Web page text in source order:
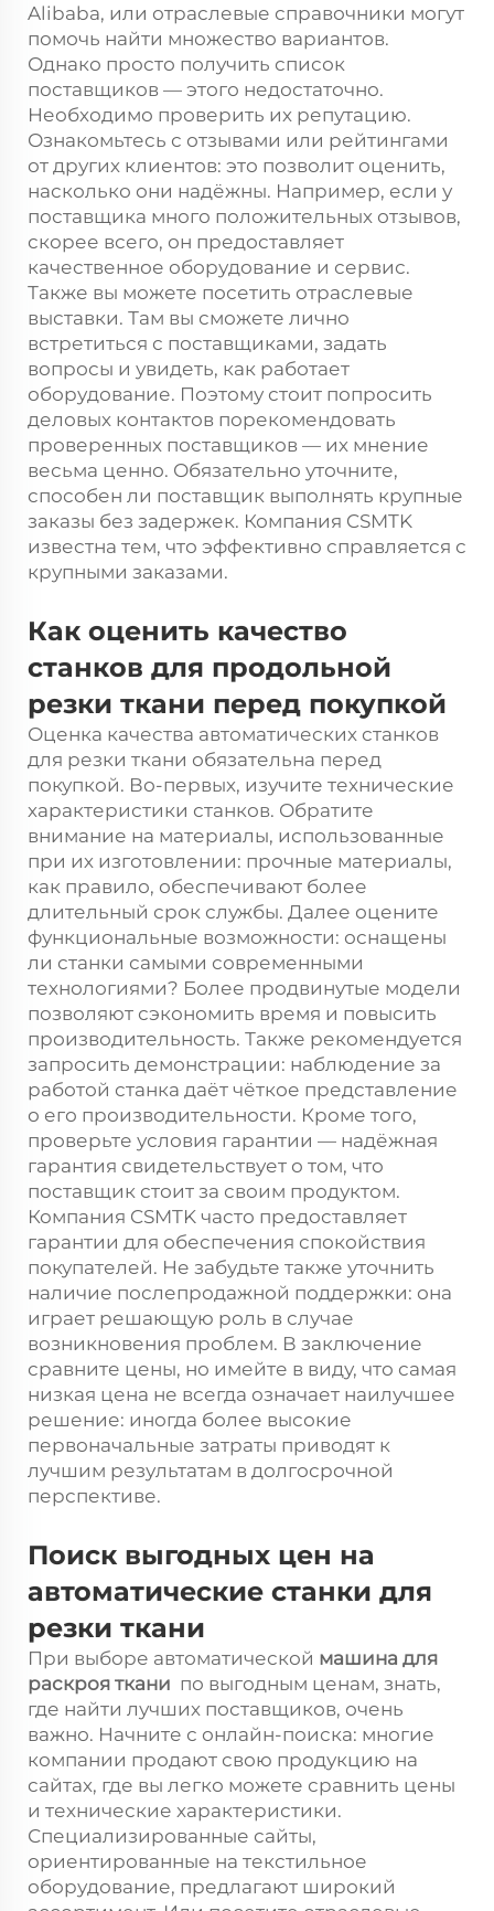
Alibaba, или отраслевые справочники могут
помочь найти множество вариантов.
Однако просто получить список
поставщиков — этого недостаточно.
Необходимо проверить их репутацию.
Ознакомьтесь с отзывами или рейтингами
от других клиентов: это позволит оценить,
насколько они надёжны. Например, если у
поставщика много положительных отзывов,
скорее всего, он предоставляет
качественное оборудование и сервис.
Также вы можете посетить отраслевые
выставки. Там вы сможете лично
встретиться с поставщиками, задать
вопросы и увидеть, как работает
оборудование. Поэтому стоит попросить
деловых контактов порекомендовать
проверенных поставщиков — их мнение
весьма ценно. Обязательно уточните,
способен ли поставщик выполнять крупные
заказы без задержек. Компания CSMTK
известна тем, что эффективно справляется с
крупными заказами.
Как оценить качество
станков для продольной
резки ткани перед покупкой
Оценка качества автоматических станков
для резки ткани обязательна перед
покупкой. Во-первых, изучите технические
характеристики станков. Обратите
внимание на материалы, использованные
при их изготовлении: прочные материалы,
как правило, обеспечивают более
длительный срок службы. Далее оцените
функциональные возможности: оснащены
ли станки самыми современными
технологиями? Более продвинутые модели
позволяют сэкономить время и повысить
производительность. Также рекомендуется
запросить демонстрации: наблюдение за
работой станка даёт чёткое представление
о его производительности. Кроме того,
проверьте условия гарантии — надёжная
гарантия свидетельствует о том, что
поставщик стоит за своим продуктом.
Компания CSMTK часто предоставляет
гарантии для обеспечения спокойствия
покупателей. Не забудьте также уточнить
наличие послепродажной поддержки: она
играет решающую роль в случае
возникновения проблем. В заключение
сравните цены, но имейте в виду, что самая
низкая цена не всегда означает наилучшее
решение: иногда более высокие
первоначальные затраты приводят к
лучшим результатам в долгосрочной
перспективе.
Поиск выгодных цен на
автоматические станки для
резки ткани
При выборе автоматической машина для
раскроя ткани по выгодным ценам, знать,
где найти лучших поставщиков, очень
важно. Начните с онлайн-поиска: многие
компании продают свою продукцию на
сайтах, где вы легко можете сравнить цены
и технические характеристики.
Специализированные сайты,
ориентированные на текстильное
оборудование, предлагают широкий